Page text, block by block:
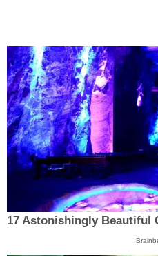
17 Astonishingly Beautiful